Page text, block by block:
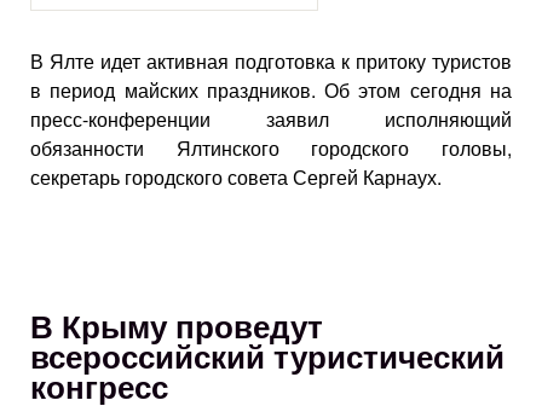
В Ялте идет активная подготовка к притоку туристов
в период майских праздников. Об этом сегодня на
пресс-конференции заявил исполняющий
обязанности Ялтинского городского головы,
секретарь городского совета Сергей Карнаух.
В Крыму проведут
всероссийский туристический
конгресс